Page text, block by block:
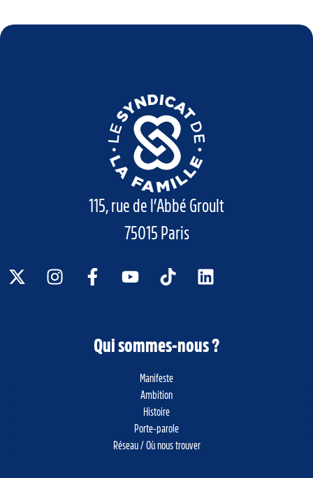
115, rue de l’Abbé Groult
75015 Paris
Qui sommes-nous ?
Manifeste
Ambition
Histoire
Porte-parole
Réseau / Où nous trouver